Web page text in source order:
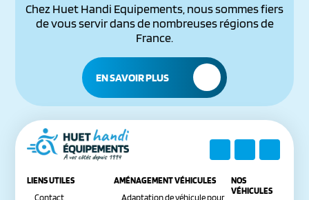
Chez Huet Handi Equipements, nous sommes fiers
de vous servir dans de nombreuses régions de
France.
EN SAVOIR PLUS
LIENS UTILES
Contact
AMÉNAGEMENT VÉHICULES
Adaptation de véhicule pour
NOS
VÉHICULES